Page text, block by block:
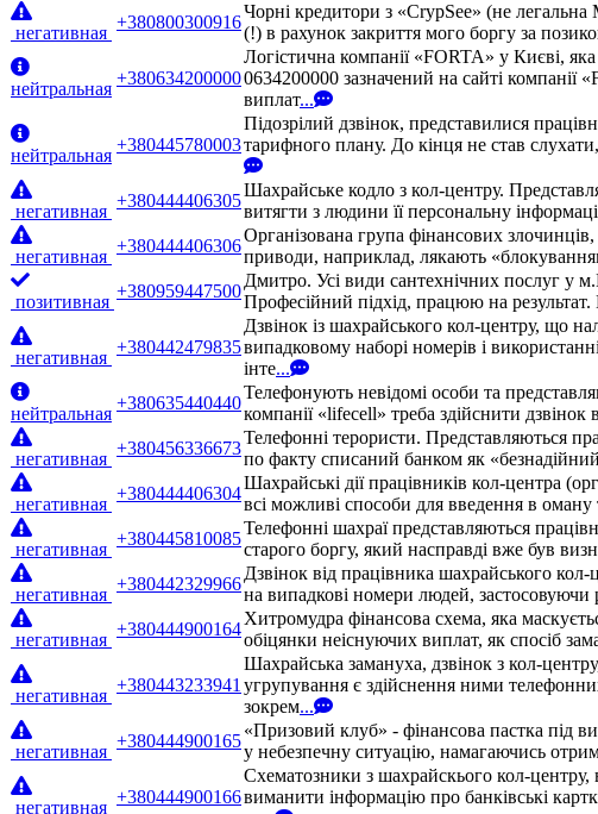
негативная
+380800300916
Чорні кредитори з «CrypSee» (не
(!) в рахунок закриття мого боргу за
нейтральная
+380634200000
Логістична компанії «FORTA» у Києві,
0634200000 зазначений на сайті компанії
виплат...
нейтральная
+380445780003
Підозрілий дзвінок, представилися
тарифного плану. До кінця не став
негативная
+380444406305
Шахрайське кодло з кол-центру.
витягти з людини її персональну
негативная
+380444406306
Організована група фінансових
приводи, наприклад, лякають
позитивная
+380959447500
Дмитро. Усі види сантехнічних послуг у
Професійний підхід, працюю на
негативная
+380442479835
Дзвінок із шахрайського кол-центру, що
випадковому наборі номерів і
інте...
нейтральная
+380635440440
Телефонують невідомі особи та
компанії «lifecell» треба здійснити
негативная
+380456336673
Телефонні терористи. Представляються
по факту списаний банком як
негативная
+380444406304
Шахрайські дії працівників кол-центра
всі можливі способи для введення в оману
негативная
+380445810085
Телефонні шахраї представляються
старого боргу, який насправді вже був
негативная
+380442329966
Дзвінок від працівника шахрайського
на випадкові номери людей, застосовуючи
негативная
+380444900164
Хитромудра фінансова схема, яка
обіцянки неіснуючих виплат, як спосіб
негативная
+380443233941
Шахрайська замануха, дзвінок з кол-
угрупування є здійснення ними
зокрем...
негативная
+380444900165
«Призовий клуб» - фінансова пастка під
у небезпечну ситуацію, намагаючись
негативная
+380444900166
Схематозники з шахрайскього кол-
виманити інформацію про банківські